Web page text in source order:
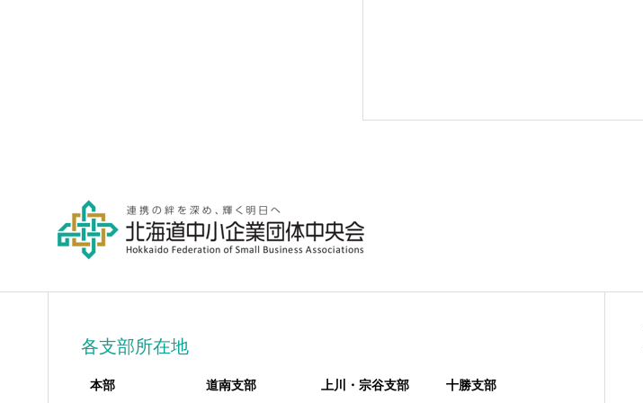
各支部所在地
本部 道南支部 上川・宗谷支部 十勝支部